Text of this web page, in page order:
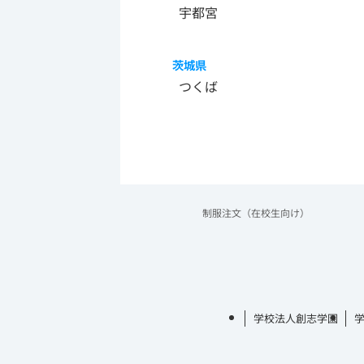
宇都宮
茨城県
つくば
制服注文（在校生向け）
学校法人創志学園